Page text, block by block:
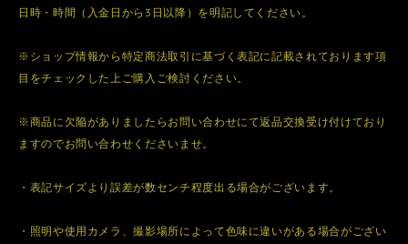
日時・時間（入金日から3日以降）を明記してください。
※ショップ情報から特定商法取引に基づく表記に記載されております項
目をチェックした上ご購入ご検討ください。
※商品に欠陥がありましたらお問い合わせにて返品交換受け付けており
ますのでお問い合わせくださいませ。
・表記サイズより誤差が数センチ程度出る場合がございます。
・照明や使用カメラ、撮影場所によって色味に違いがある場合がござい